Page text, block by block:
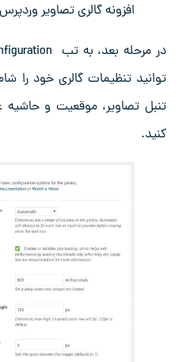
افزونه گالری تصاویر وردپرس
‌توانید تنظیمات گالری خود را
تنبل تصاویر، موقعیت و حاشیه
کنید.